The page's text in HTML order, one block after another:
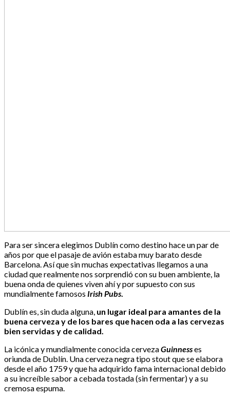
Para ser sincera elegimos Dublín como destino hace un par de
años por que el pasaje de avión estaba muy barato desde
Barcelona. Así que sin muchas expectativas llegamos a una
ciudad que realmente nos sorprendió con su buen ambiente, la
buena onda de quienes viven ahí y por supuesto con sus
mundialmente famosos Irish Pubs.
Dublín es, sin duda alguna, un lugar ideal para amantes de la
buena cerveza y de los bares que hacen oda a las cervezas
bien servidas y de calidad.
La icónica y mundialmente conocida cervezaGuinnesses
oriunda de Dublín. Una cerveza negra tipo stout que se elabora
desde el año 1759 y que ha adquirido fama internacional debido
a su increíble sabor a cebada tostada (sin fermentar) y a su
cremosa espuma.